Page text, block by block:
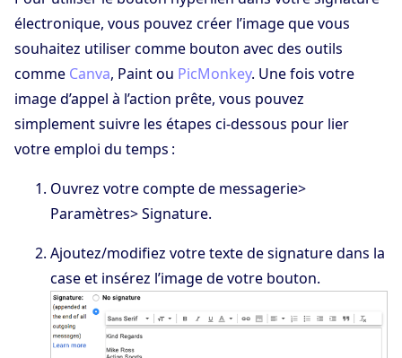
électronique, vous pouvez créer l’image que vous
souhaitez utiliser comme bouton avec des outils
comme Canva, Paint ou PicMonkey. Une fois votre
image d’appel à l’action prête, vous pouvez
simplement suivre les étapes ci-dessous pour lier
votre emploi du temps :
Ouvrez votre compte de messagerie>
Paramètres> Signature.
Ajoutez/modifiez votre texte de signature dans la
case et insérez l’image de votre bouton.